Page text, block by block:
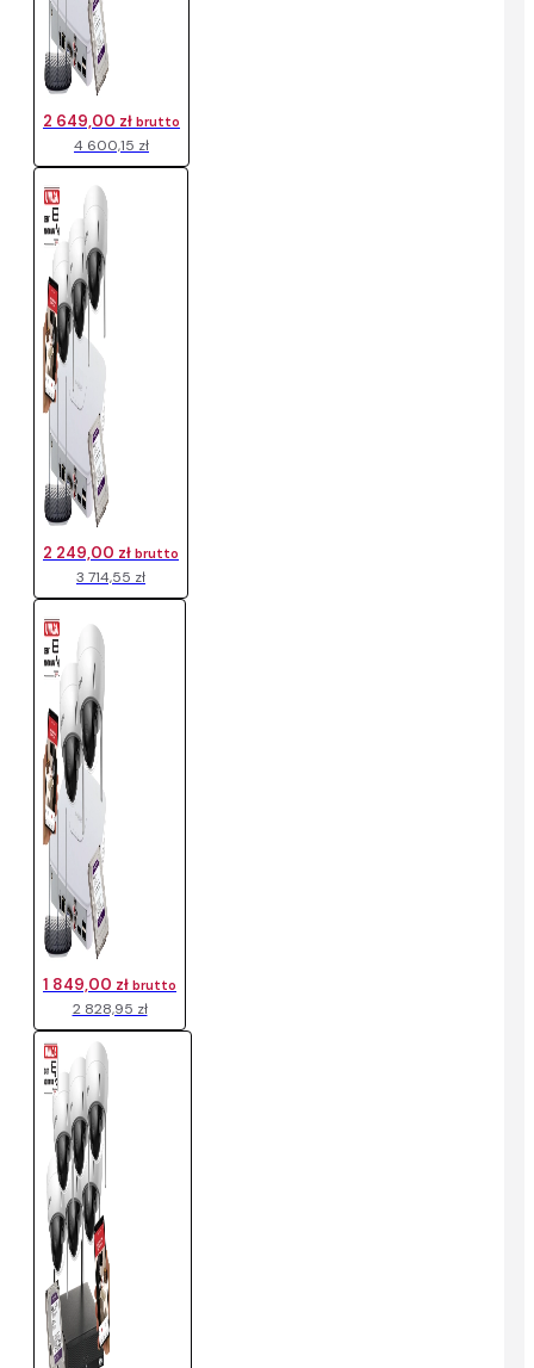
4 600,15 zł
2 649,00 zł brutto
3 714,55 zł
2 249,00 zł brutto
2 828,95 zł
1 849,00 zł brutto